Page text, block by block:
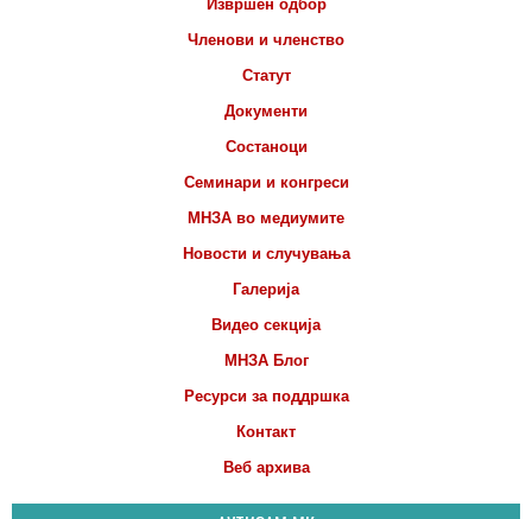
Извршен одбор
Членови и членство
Статут
Документи
Состаноци
Семинари и конгреси
МНЗА во медиумите
Новости и случувања
Галерија
Видео секција
МНЗА Блог
Ресурси за поддршка
Контакт
Веб архива